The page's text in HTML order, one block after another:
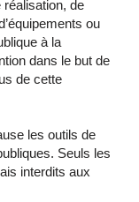
réalisation, de
ou
à la
dans le but de
de cette
les outils de
Seuls les
interdits aux